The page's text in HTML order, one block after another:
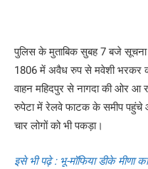
पुलिस के मुताबिक सुबह 7 बजे सूचना
1806 में अवैध रुप से मवेशी भरकर
वाहन महिदपुर से नागदा की ओर आ
रुपेटा में रेलवे फाटक के समीप पहुंचे
चार लोगों को भी पकड़ा।
इसे भी पढ़े : भू-मॉफिया डीके मीणा